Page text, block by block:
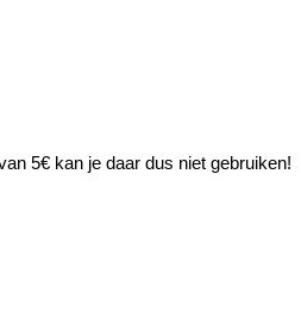
5€ kan je daar dus niet gebruiken!